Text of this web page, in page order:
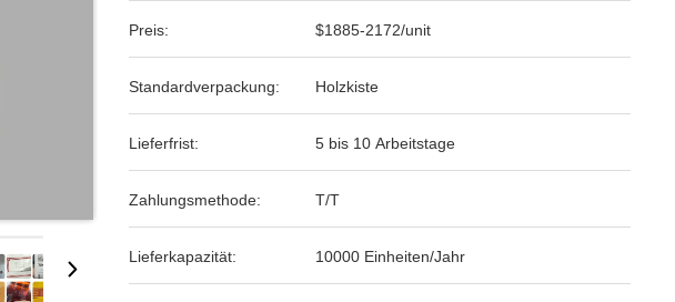
Preis: $1885-2172/unit
Standardverpackung: Holzkiste
Lieferfrist: 5 bis 10 Arbeitstage
Zahlungsmethode: T/T
Lieferkapazität: 10000 Einheiten/Jahr